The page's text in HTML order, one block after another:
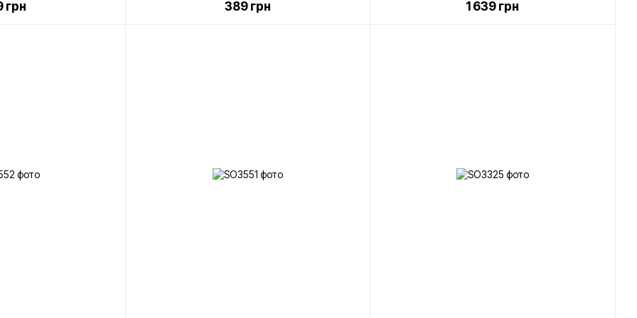
грн 389 грн 1 639 грн